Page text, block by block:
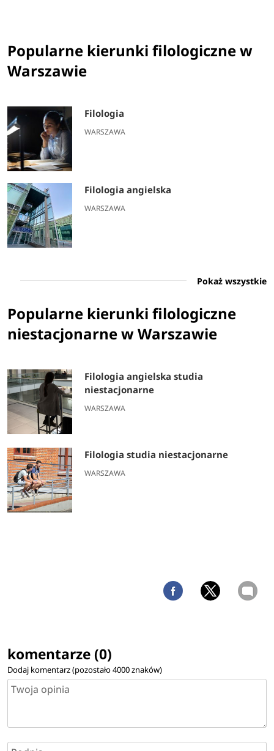
Popularne kierunki filologiczne w
Warszawie
Filologia
WARSZAWA
Filologia angielska
WARSZAWA
Pokaż wszystkie
Popularne kierunki filologiczne
niestacjonarne w Warszawie
Filologia angielska studia
niestacjonarne
WARSZAWA
Filologia studia niestacjonarne
WARSZAWA
komentarze (0)
Dodaj komentarz (pozostało4000znaków)